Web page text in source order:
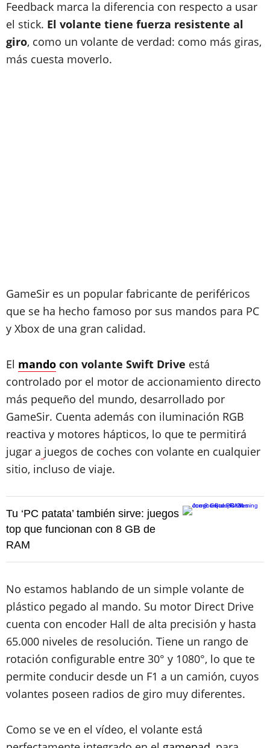
Feedback marca la diferencia con respecto a usar
el stick. El volante tiene fuerza resistente al
giro, como un volante de verdad: como más giras,
más cuesta moverlo.
GameSir es un popular fabricante de periféricos
que se ha hecho famoso por sus mandos para PC
y Xbox de una gran calidad.
El mando con volante Swift Drive está
controlado por el motor de accionamiento directo
más pequeño del mundo, desarrollado por
GameSir. Cuenta además con iluminación RGB
reactiva y motores hápticos, lo que te permitirá
jugar a juegos de coches con volante en cualquier
sitio, incluso de viaje.
Tu ‘PC patata’ también sirve: juegos
top que funcionan con 8 GB de
RAM
No estamos hablando de un simple volante de
plástico pegado al mando. Su motor Direct Drive
cuenta con encoder Hall de alta precisión y hasta
65.000 niveles de resolución. Tiene un rango de
rotación configurable entre 30° y 1080°, lo que te
permite conducir desde un F1 a un camión, cuyos
volantes poseen radios de giro muy diferentes.
Como se ve en el vídeo, el volante está